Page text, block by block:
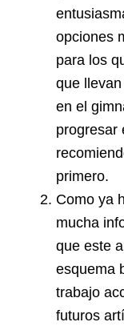
opciones
para los
que
en el
progresar
primero.
Como ya
mucha
que este
esquema
trabajo
futuros